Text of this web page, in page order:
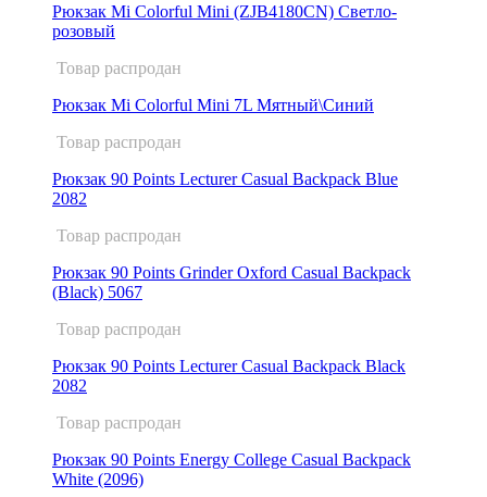
Рюкзак Mi Colorful Mini (ZJB4180CN) Светло-
розовый
Товар распродан
Рюкзак Mi Colorful Mini 7L Мятный\Синий
Товар распродан
Рюкзак 90 Points Lecturer Casual Backpack Blue
2082
Товар распродан
Рюкзак 90 Points Grinder Oxford Casual Backpack
(Black) 5067
Товар распродан
Рюкзак 90 Points Lecturer Casual Backpack Black
2082
Товар распродан
Рюкзак 90 Points Energy College Casual Backpack
White (2096)